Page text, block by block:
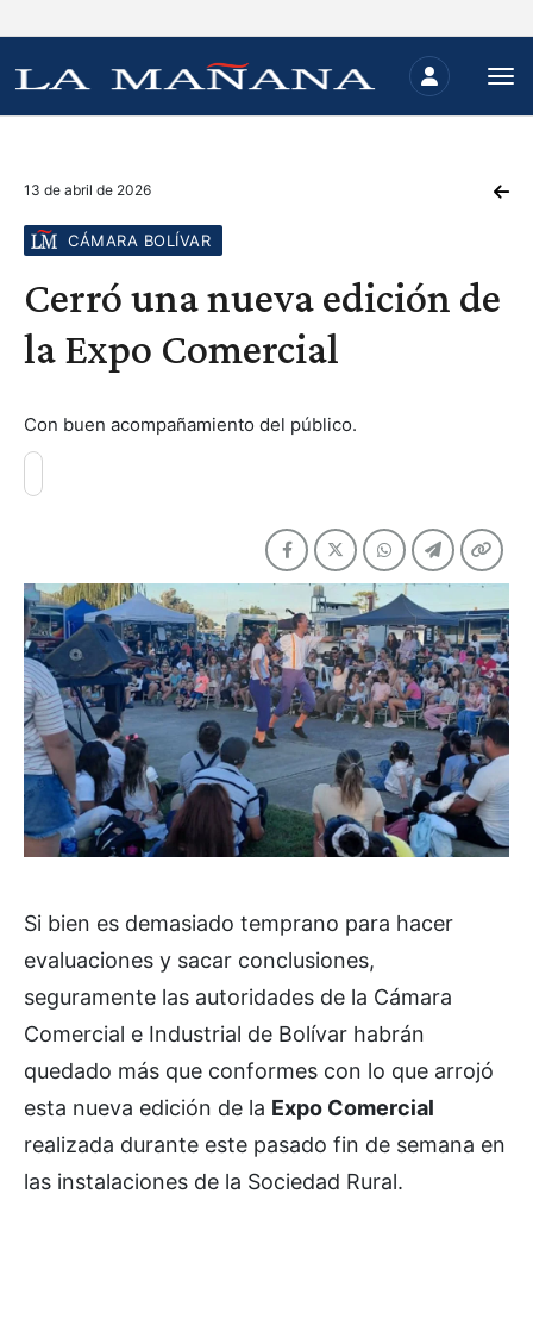
13 de abril de 2026
CÁMARA BOLÍVAR
Cerró una nueva edición de
la Expo Comercial
Con buen acompañamiento del público.
Si bien es demasiado temprano para hacer
evaluaciones y sacar conclusiones,
seguramente las autoridades de la Cámara
Comercial e Industrial de Bolívar habrán
quedado más que conformes con lo que arrojó
esta nueva edición de la Expo Comercial
realizada durante este pasado fin de semana en
las instalaciones de la Sociedad Rural.